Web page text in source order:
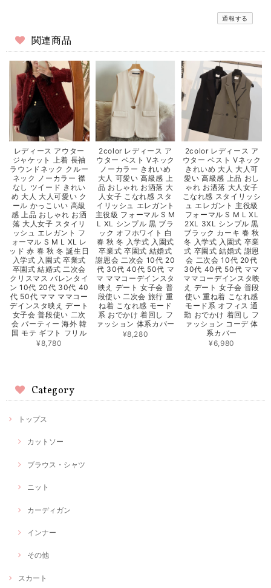
通報する
関連商品
レディース アウター
ジャケット 上着 長袖
ラウンドネック クルー
ネック ノーカラー 襟
なし ツイード きれい
め 大人 大人可愛い ク
ール かっこいい 高級
感 上品 おしゃれ お洒
落 大人女子 スタイリ
ッシュ エレガント フ
ォーマル S M L XL レ
ッド 赤 春 秋 冬 誕生日
入学式 入園式 卒業式
卒園式 結婚式 二次会
クリスマス バレンタイ
ン 10代 20代 30代 40
代 50代 ママ ママコー
デインスタ映え デート
女子会 普段使い 二次
会 パーティー 海外 韓
国 モテ ギフト フリル
¥8,780
2color レディース ア
ウター ベスト Vネック
ノーカラー きれいめ
大人 可愛い 高級感 上
品 おしゃれ お洒落 大
人女子 こなれ感 スタ
イリッシュ エレガント
主役級 フォーマル S M
L XL シンプル 黒 ブラ
ック オフホワイト 白
春 秋 冬 入学式 入園式
卒業式 卒園式 結婚式
謝恩会 二次会 10代 20
代 30代 40代 50代 マ
マ ママコーデインスタ
映え デート 女子会 普
段使い 二次会 旅行 重
ね着 こなれ感 モード
系 おでかけ 着回し フ
ァッション 体系カバー
¥8,280
2color レディース ア
ウター ベスト Vネック
きれいめ 大人 大人可
愛い 高級感 上品 おし
ゃれ お洒落 大人女子
こなれ感 スタイリッシ
ュ エレガント 主役級
フォーマル S M L XL
2XL 3XL シンプル 黒
ブラック カーキ 春 秋
冬 入学式 入園式 卒業
式 卒園式 結婚式 謝恩
会 二次会 10代 20代
30代 40代 50代 ママ
ママコーデインスタ映
え デート 女子会 普段
使い 重ね着 こなれ感
モード系 オフィス 通
勤 おでかけ 着回し フ
ァッション コーデ 体
系カバー
¥6,980
Category
トップス
カットソー
ブラウス・シャツ
ニット
カーディガン
インナー
その他
スカート